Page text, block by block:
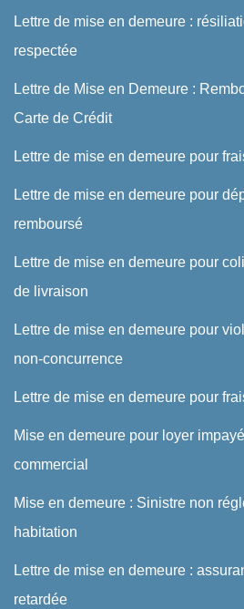
Lettre de mise en demeure :
respectée
Lettre de Mise en Demeure :
Carte de Crédit
Lettre de mise en demeure pour
Lettre de mise en demeure pour
remboursé
Lettre de mise en demeure pour
de livraison
Lettre de mise en demeure pour
non-concurrence
Lettre de mise en demeure pour
Mise en demeure pour loyer
commercial
Mise en demeure : Sinistre non
habitation
Lettre de mise en demeure :
retardée